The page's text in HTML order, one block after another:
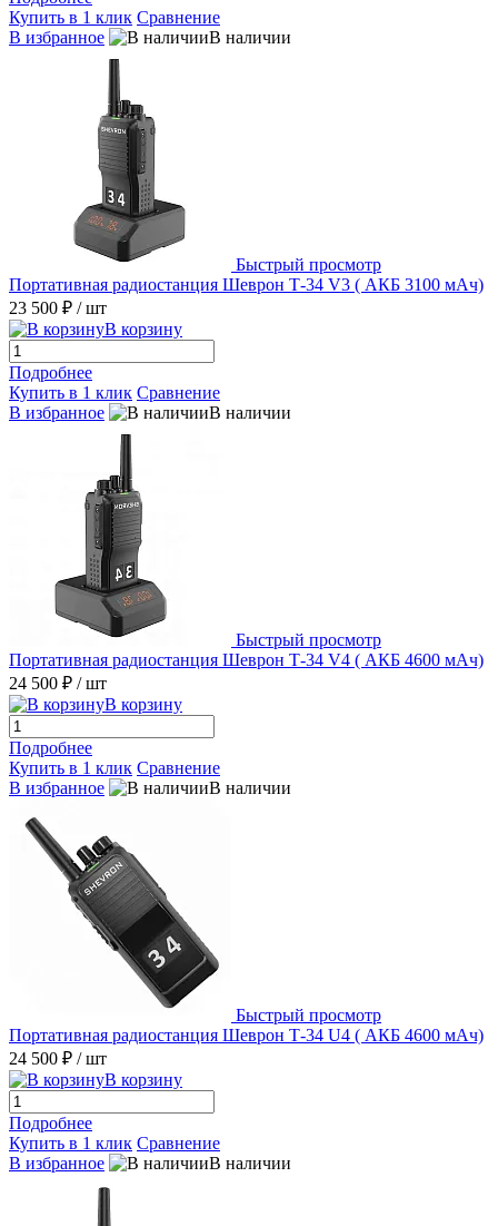
Купить в 1 клик Сравнение
В избранное
В наличии
Быстрый просмотр
Портативная радиостанция Шеврон Т-34 V3 ( АКБ 3100 мАч)
23 500 ₽ / шт
В корзину
Подробнее
Купить в 1 клик Сравнение
В избранное
В наличии
Быстрый просмотр
Портативная радиостанция Шеврон Т-34 V4 ( АКБ 4600 мАч)
24 500 ₽ / шт
В корзину
Подробнее
Купить в 1 клик Сравнение
В избранное
В наличии
Быстрый просмотр
Портативная радиостанция Шеврон Т-34 U4 ( АКБ 4600 мАч)
24 500 ₽ / шт
В корзину
Подробнее
Купить в 1 клик Сравнение
В избранное
В наличии